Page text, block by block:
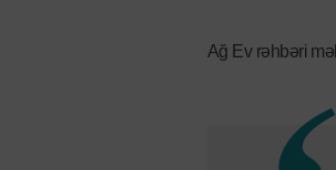
Ağ Ev rəhbəri